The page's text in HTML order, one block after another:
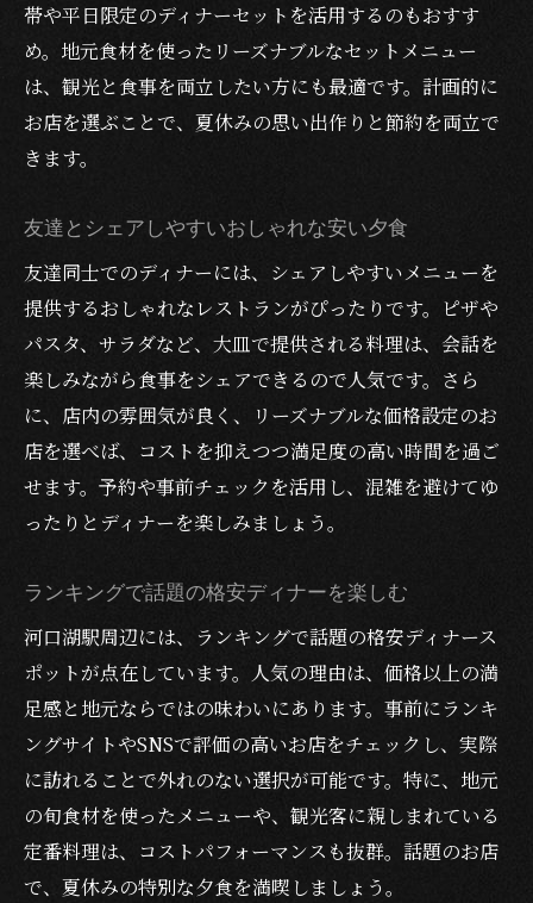
帯や平日限定のディナーセットを活用するのもおすす
め。地元食材を使ったリーズナブルなセットメニュー
は、観光と食事を両立したい方にも最適です。計画的に
お店を選ぶことで、夏休みの思い出作りと節約を両立で
きます。
友達とシェアしやすいおしゃれな安い夕食
友達同士でのディナーには、シェアしやすいメニューを
提供するおしゃれなレストランがぴったりです。ピザや
パスタ、サラダなど、大皿で提供される料理は、会話を
楽しみながら食事をシェアできるので人気です。さら
に、店内の雰囲気が良く、リーズナブルな価格設定のお
店を選べば、コストを抑えつつ満足度の高い時間を過ご
せます。予約や事前チェックを活用し、混雑を避けてゆ
ったりとディナーを楽しみましょう。
ランキングで話題の格安ディナーを楽しむ
河口湖駅周辺には、ランキングで話題の格安ディナース
ポットが点在しています。人気の理由は、価格以上の満
足感と地元ならではの味わいにあります。事前にランキ
ングサイトやSNSで評価の高いお店をチェックし、実際
に訪れることで外れのない選択が可能です。特に、地元
の旬食材を使ったメニューや、観光客に親しまれている
定番料理は、コストパフォーマンスも抜群。話題のお店
で、夏休みの特別な夕食を満喫しましょう。